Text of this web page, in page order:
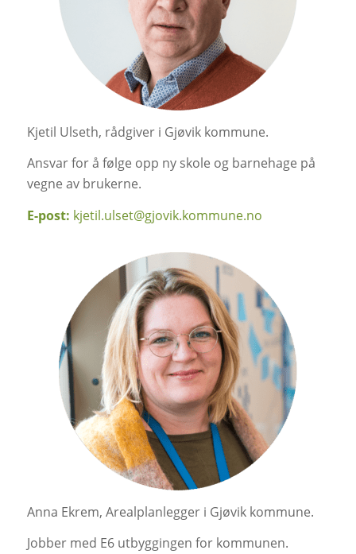
Kjetil Ulseth, rådgiver i Gjøvik kommune.
Ansvar for å følge opp ny skole og barnehage på
vegne av brukerne.
E-post: kjetil.ulset@gjovik.kommune.no
Anna Ekrem, Arealplanlegger i Gjøvik kommune.
Jobber med E6 utbyggingen for kommunen.